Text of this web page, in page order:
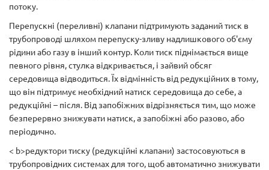
потоку.
Перепускні (переливні) клапани підтримують заданий тиск в
трубопроводі шляхом перепуску-зливу надлишкового об'єму
рідини або газу в інший контур. Коли тиск піднімається вище
певного рівня, стулка відкривається, і зайвий обсяг
середовища відводиться. Їх відмінність від редукційних в тому,
що він підтримує необхідний натиск середовища до себе, а
редукційні – після. Від запобіжних відрізняється тим, що може
безперервно знижувати натиск, а запобіжні або разово, або
періодично.
< b>редуктори тиску (редукційні клапани) застосовуються в
трубопровідних системах для того, щоб автоматично знижувати